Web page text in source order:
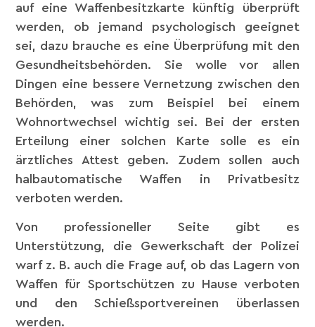
auf eine Waffenbesitzkarte künftig überprüft
werden, ob jemand psychologisch geeignet
sei, dazu brauche es eine Überprüfung mit den
Gesundheitsbehörden. Sie wolle vor allen
Dingen eine bessere Vernetzung zwischen den
Behörden, was zum Beispiel bei einem
Wohnortwechsel wichtig sei. Bei der ersten
Erteilung einer solchen Karte solle es ein
ärztliches Attest geben. Zudem sollen auch
halbautomatische Waffen in Privatbesitz
verboten werden.
Von professioneller Seite gibt es
Unterstützung, die Gewerkschaft der Polizei
warf z. B. auch die Frage auf, ob das Lagern von
Waffen für Sportschützen zu Hause verboten
und den Schießsportvereinen überlassen
werden.